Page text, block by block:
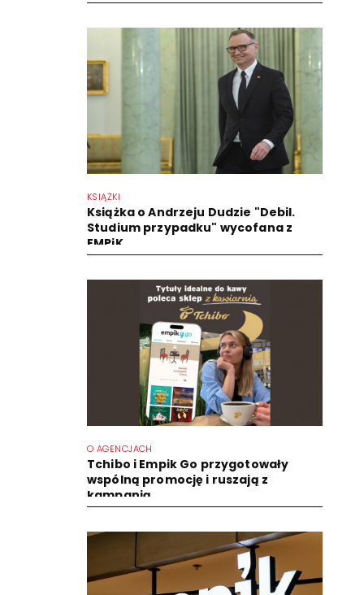
KSIĄŻKI
Książka o Andrzeju Dudzie "Debil.
Studium przypadku" wycofana z
EMPiK
O AGENCJACH
Tchibo i Empik Go przygotowały
wspólną promocję i ruszają z
kampanią